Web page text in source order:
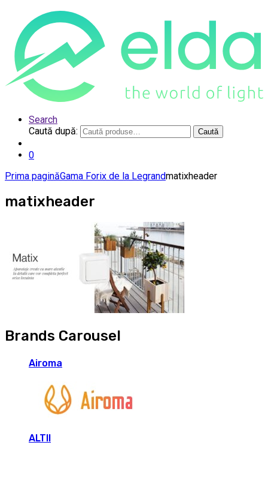
Search
Caută după:
Caută
0
Prima paginăGama Forix de la Legrandmatixheader
matixheader
Brands Carousel
Airoma
ALTII